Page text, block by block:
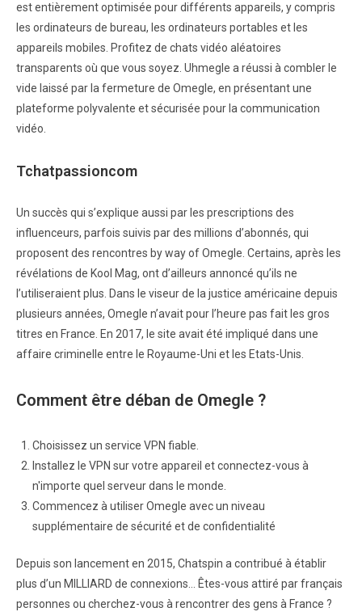
est entièrement optimisée pour différents appareils, y compris
les ordinateurs de bureau, les ordinateurs portables et les
appareils mobiles. Profitez de chats vidéo aléatoires
transparents où que vous soyez. Uhmegle a réussi à combler le
vide laissé par la fermeture de Omegle, en présentant une
plateforme polyvalente et sécurisée pour la communication
vidéo.
Tchatpassioncom
Un succès qui s’explique aussi par les prescriptions des
influenceurs, parfois suivis par des millions d’abonnés, qui
proposent des rencontres by way of Omegle. Certains, après les
révélations de Kool Mag, ont d’ailleurs annoncé qu’ils ne
l’utiliseraient plus. Dans le viseur de la justice américaine depuis
plusieurs années, Omegle n’avait pour l’heure pas fait les gros
titres en France. En 2017, le site avait été impliqué dans une
affaire criminelle entre le Royaume-Uni et les Etats-Unis.
Comment être déban de Omegle ?
Choisissez un service VPN fiable.
Installez le VPN sur votre appareil et connectez-vous à
n'importe quel serveur dans le monde.
Commencez à utiliser Omegle avec un niveau
supplémentaire de sécurité et de confidentialité
Depuis son lancement en 2015, Chatspin a contribué à établir
plus d’un MILLIARD de connexions… Êtes-vous attiré par français
personnes ou cherchez-vous à rencontrer des gens à France ?